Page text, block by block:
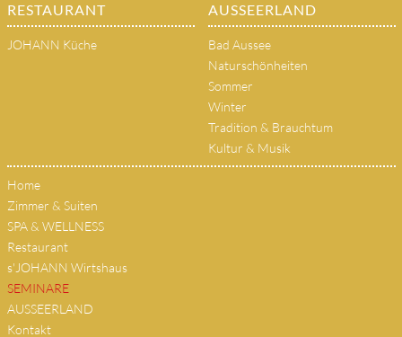
RESTAURANT
JOHANN Küche
AUSSEERLAND
Bad Aussee
Naturschönheiten
Sommer
Winter
Tradition & Brauchtum
Kultur & Musik
Home
Zimmer & Suiten
SPA & WELLNESS
Restaurant
s'JOHANN Wirtshaus
SEMINARE
AUSSEERLAND
Kontakt